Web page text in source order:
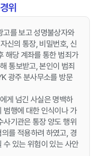
위
를 보고 성명불상자와
신의 통장, 비밀번호, 신
해당 계좌를 통한 범죄가
통보받고, 본인이 범죄
광주 분사무소를 방문
게 넘긴 사실은 명백하
범행에 대한 인식이나 가
사기관은 통장 양도 행위
를 적용하려 하였고, 경
있는 위험이 있는 사안